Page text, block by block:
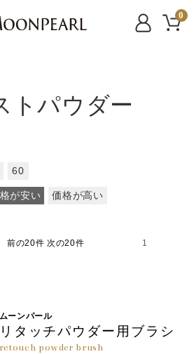
0
トパウダー
60
が安い 価格が高い
前の20件 次の20件 1
ムーンパール
リタッチパウダー用ブラシ
retouch powder brush